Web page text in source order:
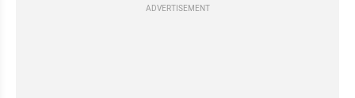
ADVERTISEMENT